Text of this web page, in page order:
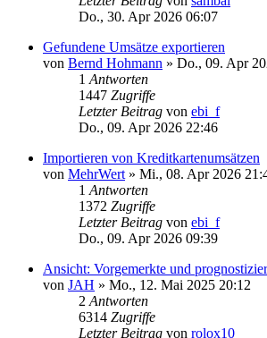
Do., 30. Apr 2026 06:07
Gefundene Umsätze exportieren
von Bernd Hohmann » Do., 09. Apr
1 Antworten
1447 Zugriffe
Letzter Beitrag von ebi_f
Do., 09. Apr 2026 22:46
Importieren von Kreditkartenumsätzen
von MehrWert » Mi., 08. Apr 2026
1 Antworten
1372 Zugriffe
Letzter Beitrag von ebi_f
Do., 09. Apr 2026 09:39
Ansicht: Vorgemerkte und
von JAH » Mo., 12. Mai 2025 20:12
2 Antworten
6314 Zugriffe
Letzter Beitrag von rolox10